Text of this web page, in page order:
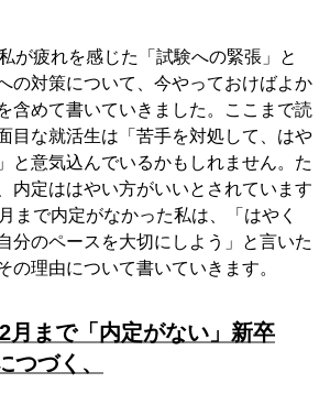
が疲れを感じた「試験への緊張」と
の対策について、今やっておけばよか
含めて書いていきました。ここまで読
目な就活生は「苦手を対処して、はや
と意気込んでいるかもしれません。た
内定ははやい方がいいとされています
まで内定がなかった私は、「はやく
分のペースを大切にしよう」と言いた
の理由について書いていきます。
月まで「内定がない」新卒
づく、